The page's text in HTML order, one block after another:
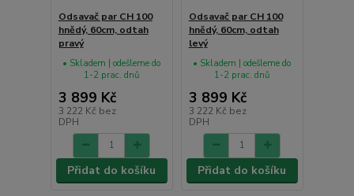
Odsavač par CH 100
hnědý, 60cm, odtah
pravý
3 899 Kč
3 222 Kč bez
DPH
• Skladem | odešleme do
1-2 prac. dnů
Přidat do košíku
Odsavač par CH 100
hnědý, 60cm, odtah
levý
3 899 Kč
3 222 Kč bez
DPH
• Skladem | odešleme do
1-2 prac. dnů
Přidat do košíku